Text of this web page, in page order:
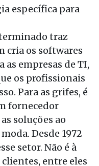
específica para
traz
cria os softwares
as empresas de TI,
os profissionais
Para as grifes, é
fornecedor
soluções ao
Desde 1972
setor. Não é à
entre eles